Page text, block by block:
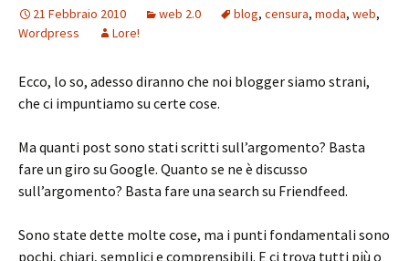
21 Febbraio 2010 web 2.0 blog, censura, moda, web,
Wordpress
Lore!
Ecco, lo so, adesso diranno che noi blogger siamo strani,
che ci impuntiamo su certe cose.
Ma quanti post sono stati scritti sull’argomento? Basta
fare un giro su Google. Quanto se ne è discusso
sull’argomento? Basta fare una search su Friendfeed.
Sono state dette molte cose, ma i punti fondamentali sono
pochi, chiari, semplici e comprensibili. E ci trova tutti più o